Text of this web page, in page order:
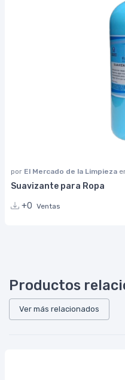
por El Mercado de la Limpieza
Suavizante para Ropa
+0 Ventas
Productos
Ver más relacionados